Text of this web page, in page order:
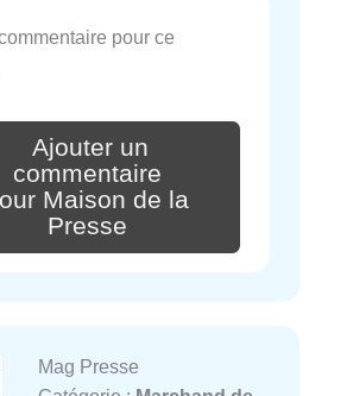
pour ce
Ajouter un
commentaire
Maison de la
Presse
Mag Presse